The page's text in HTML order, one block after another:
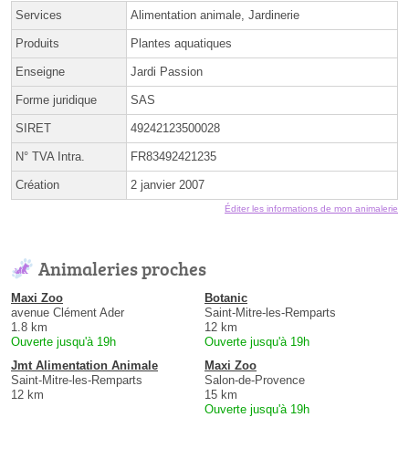
Services Alimentation animale, Jardinerie
Produits Plantes aquatiques
Enseigne Jardi Passion
Forme juridique SAS
SIRET 49242123500028
N° TVA Intra. FR83492421235
Création 2 janvier 2007
Éditer les informations de mon animalerie
Animaleries proches
Maxi Zoo
avenue Clément Ader
1.8 km
Ouverte jusqu'à 19h
Botanic
Saint-Mitre-les-Remparts
12 km
Ouverte jusqu'à 19h
Jmt Alimentation Animale
Saint-Mitre-les-Remparts
12 km
Maxi Zoo
Salon-de-Provence
15 km
Ouverte jusqu'à 19h